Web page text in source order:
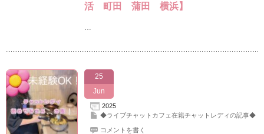
活 町田 蒲田 横浜】
…
25
Jun
2025
◆ライブチャットカフェ在籍チャットレディの記事◆
コメントを書く